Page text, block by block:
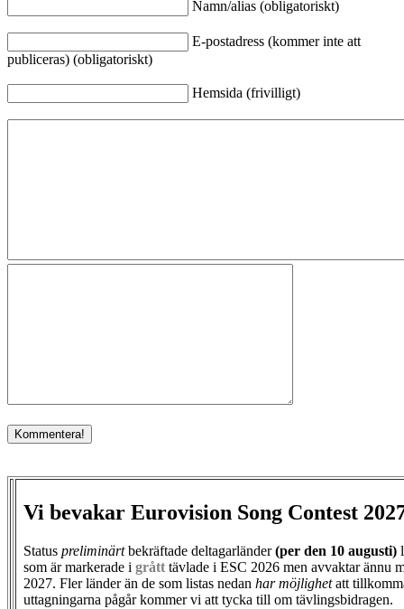
Namn/alias (obligatoriskt)
E-postadress (kommer inte att
publiceras) (obligatoriskt)
Hemsida (frivilligt)
Vi bevakar Eurovision Song Contest
Status preliminärtbekräftade deltagarländer(per den 10 augusti)
som är markerade i grått tävlade i ESC 2026 men avvaktar ännu
2027. Fler länder än de som listas nedan har möjlighetatt
uttagningarna pågår kommer vi att tycka till om tävlingsbidragen.